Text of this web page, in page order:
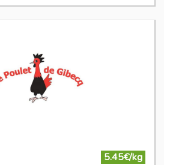
5.45€/kg